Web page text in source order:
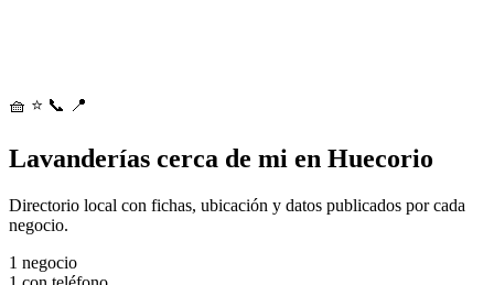
🧺 ⭐ 📞 📍
Lavanderías cerca de mi en Huecorio
Directorio local con fichas, ubicación y datos publicados por cada
negocio.
1 negocio